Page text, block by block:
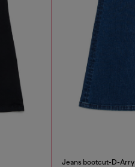
Jeans bootcut-D-Arry